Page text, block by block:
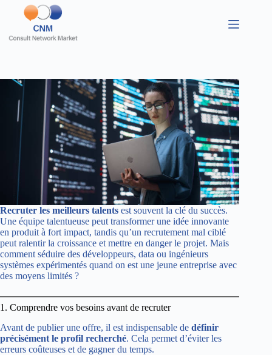
Recruter les meilleurs talents est souvent la clé du succès.
Une équipe talentueuse peut transformer une idée innovante
en produit à fort impact, tandis qu’un recrutement mal ciblé
peut ralentir la croissance et mettre en danger le projet. Mais
comment séduire des développeurs, data ou ingénieurs
systèmes expérimentés quand on est une jeune entreprise avec
des moyens limités ?
1. Comprendre vos besoins avant de recruter
Avant de publier une offre, il est indispensable de définir
précisément le profil recherché. Cela permet d’éviter les
erreurs coûteuses et de gagner du temps.